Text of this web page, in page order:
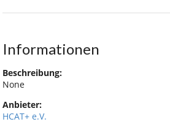
Informationen
Beschreibung:
None
Anbieter:
HCAT+ e.V.